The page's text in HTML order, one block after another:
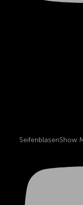
SeifenblasenShow